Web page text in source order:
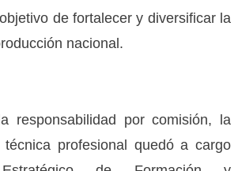
de fortalecer y diversificar la
nacional.
responsabilidad por comisión, la
profesional quedó a cargo